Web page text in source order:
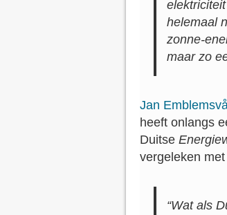
helemaal
zonne-
maar zo
Jan
heeft onlangs
Duitse
vergeleken
“Wat als